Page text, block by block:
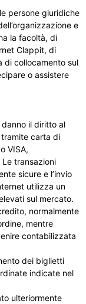
persone giuridiche
e
la facoltà, di
Clappit, di
di collocamento sul
o assistere
il diritto al
carta di
VISA,
Le transazioni
sicure e l’invio
utilizza un
sul mercato.
normalmente
mentre
contabilizzata
dei biglietti
indicate nel
ulteriormente